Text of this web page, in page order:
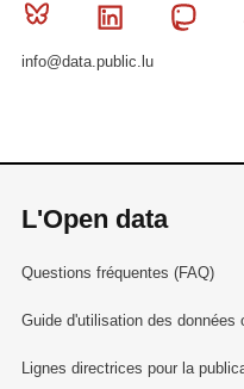
Bluesky Linkedin
info@data.public.lu
L'Open data
Questions fréquentes (FAQ)
Guide d'utilisation des données
Lignes directrices pour la